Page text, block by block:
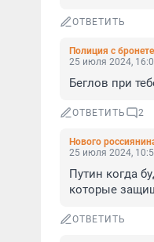
ОТВЕТИТЬ
Полиция с
25 июля 2024,
Беглов при
ОТВЕТИТЬ 2
Нового
25 июля 2024,
Путин когда
которые
ОТВЕТИТЬ